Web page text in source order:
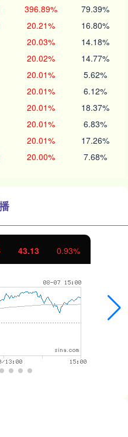
396.89% 79.39%
20.21% 16.80%
20.03% 14.18%
20.02% 14.77%
20.01% 5.62%
20.01% 6.12%
20.01% 18.37%
20.01% 6.83%
20.01% 17.26%
20.00% 7.68%
43.13 0.93%